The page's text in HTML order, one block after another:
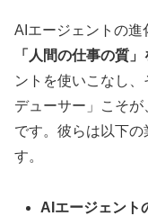
AIエージェントの進
「人間の仕事の質
ントを使いこなし
デューサー」こそ
です。彼らは以下
す。
AIエージェント